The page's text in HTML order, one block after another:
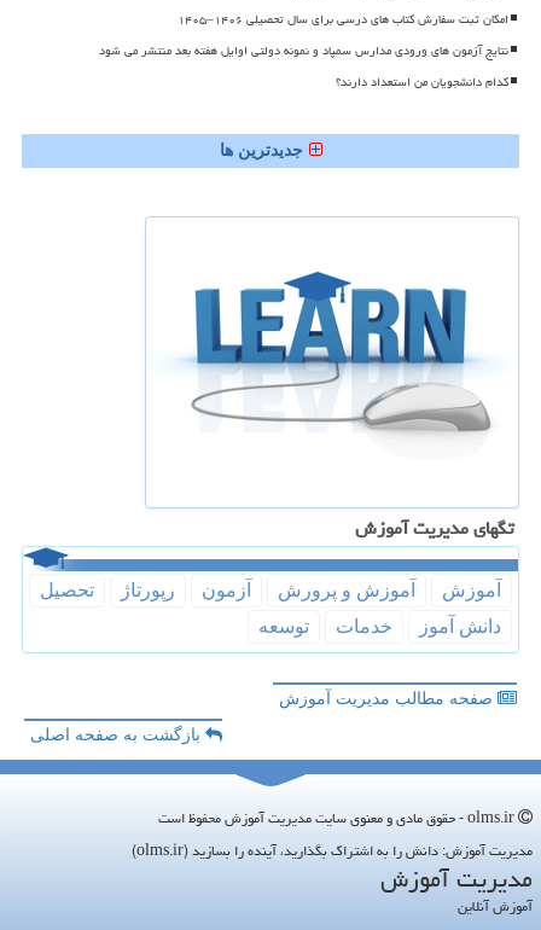
امکان ثبت سفارش کتاب های درسی برای سال تحصیلی ۱۴۰۶–۱۴۰۵
نتایج آزمون های ورودی مدارس سمپاد و نمونه دولتی اوایل هفته بعد منتشر می شود
کدام دانشجویان من استعداد دارند؟
جدیدترین ها
تگهای مدیریت آموزش
آموزش آموزش و پرورش آزمون رپورتاژ
تحصیل
دانش آموز
خدمات توسعه
صفحه مطالب مدیریت آموزش
بازگشت به صفحه اصلی
مدیریت آموزش: دانش را به اشتراک بگذارید، آینده را بسازید (olms.ir)
مدیریت آموزش
آموزش آنلاین